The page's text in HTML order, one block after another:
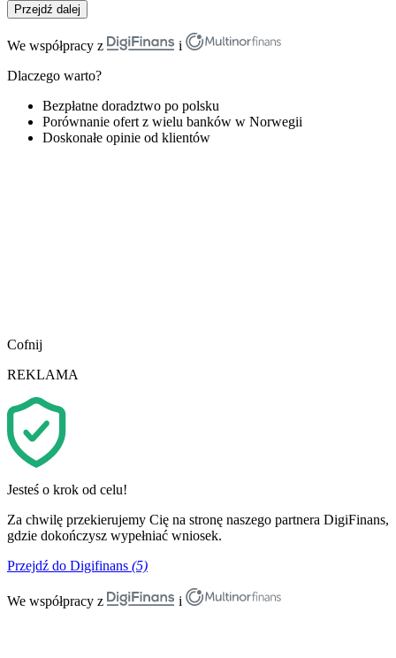
Przejdź dalej
We współpracy z
i
Dlaczego warto?
Bezpłatne doradztwo po polsku
Porównanie ofert z wielu banków w Norwegii
Doskonałe opinie od klientów
Cofnij
REKLAMA
Jesteś o krok od celu!
Za chwilę przekierujemy Cię na stronę naszego partnera DigiFinans,
gdzie dokończysz wypełniać wniosek.
Przejdź do Digifinans (5)
We współpracy z i